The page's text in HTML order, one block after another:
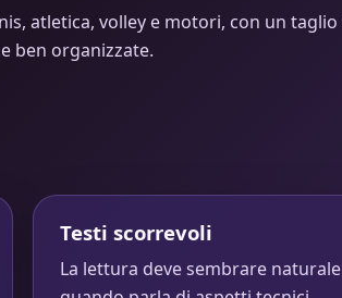
atletica, volley e motori, con un
ben organizzate.
Testi scorrevoli
La lettura deve sembrare